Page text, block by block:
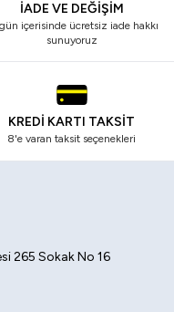
İADE VE DEĞİŞİM
içerisinde ücretsiz iade hakkı
sunuyoruz
KREDİ KARTI TAKSİT
8'e varan taksit seçenekleri
265 Sokak No 16